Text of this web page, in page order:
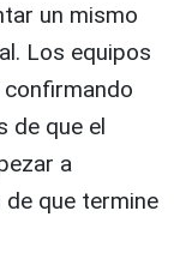
un mismo
Los equipos
de que el
a
que termine